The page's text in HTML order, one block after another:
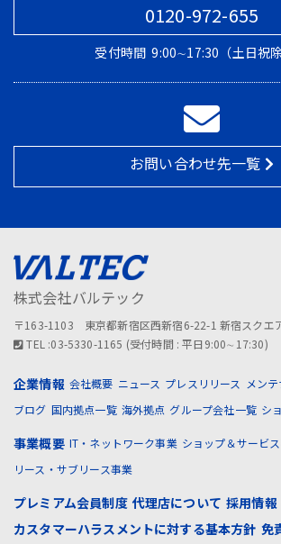
0120-972-655
受付時間 9:00∼17:30（土日祝除
お問い合わせ先一覧
株式会社バルテック
〒163-1103 東京都新宿区西新宿6-22-1 新宿スクエ
TEL :03-5330-1165 (受付時間 : 平日9:00∼17:30)
企業情報 会社概要 ニュース プレスリリース メン
ブログ 国内拠点一覧 海外拠点 グループ会社一覧 シ
事業概要 IT・ネットワーク事業 ショップ＆サービ
リース・サブリース事業
プレミアム会員制度 代理店について 採用情報
カスタマーハラスメントに対する基本方針 免